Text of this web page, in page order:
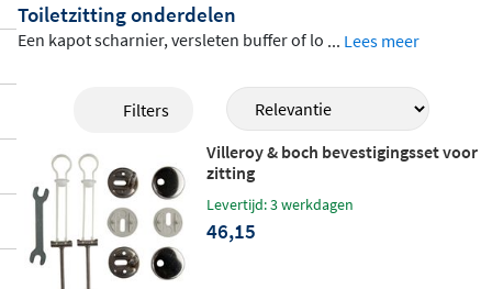
Toiletzitting onderdelen
Een kapot scharnier, versleten buffer of lo
tekenen dat je meteen een nieuwe toiletzi
tting nodig hebt. Met de juistevervanging
sonderdelen voor je toiletzittingmaak je
hem snel en eenvoudig weer als nieuw. In
dit assortiment vind je scharnieren, buffer
s en bevestigingssets van Pressalit, Sphin
x en Villeroy & Boch,passend bij diverse zi
... Lees meer
Filters
Villeroy & boch bevestigingsset voor
zitting
Levertijd: 3 werkdagen
46,15